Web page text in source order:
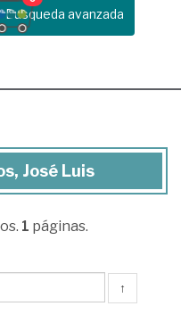
Busqueda avanzada
José Luis
1 páginas.
↑